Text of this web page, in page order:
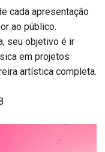
cada apresentação
ao público.
seu objetivo é ir
em projetos
artística completa.